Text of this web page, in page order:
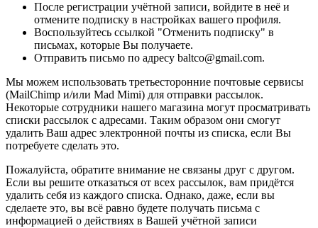
После регистрации учётной записи, войдите в неё и
отмените подписку в настройках вашего профиля.
Воспользуйтесь ссылкой "Отменить подписку" в
письмах, которые Вы получаете.
Отправить письмо по адресу baltco@gmail.com.
Мы можем использовать третьесторонние почтовые сервисы
(MailChimp и/или Mad Mimi) для отправки рассылок.
Некоторые сотрудники нашего магазина могут просматривать
списки рассылок с адресами. Таким образом они смогут
удалить Ваш адрес электронной почты из списка, если Вы
потребуете сделать это.
Пожалуйста, обратите внимание не связаны друг с другом.
Если вы решите отказаться от всех рассылок, вам придётся
удалить себя из каждого списка. Однако, даже, если вы
сделаете это, вы всё равно будете получать письма с
информацией о действиях в Вашей учётной записи